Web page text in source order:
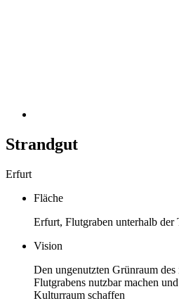
Strandgut
Erfurt
Fläche
Erfurt, Flutgraben unterhalb
Vision
Den ungenutzten Grünraum des
Flutgrabens nutzbar machen
Kulturraum schaffen